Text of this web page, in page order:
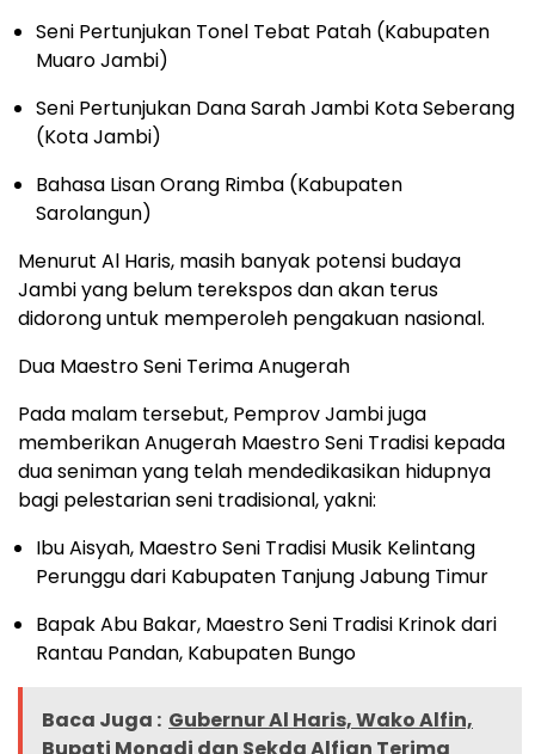
Seni Pertunjukan Tonel Tebat Patah (Kabupaten
Muaro Jambi)
Seni Pertunjukan Dana Sarah Jambi Kota Seberang
(Kota Jambi)
Bahasa Lisan Orang Rimba (Kabupaten
Sarolangun)
Menurut Al Haris, masih banyak potensi budaya
Jambi yang belum terekspos dan akan terus
didorong untuk memperoleh pengakuan nasional.
Dua Maestro Seni Terima Anugerah
Pada malam tersebut, Pemprov Jambi juga
memberikan Anugerah Maestro Seni Tradisi kepada
dua seniman yang telah mendedikasikan hidupnya
bagi pelestarian seni tradisional, yakni:
Ibu Aisyah, Maestro Seni Tradisi Musik Kelintang
Perunggu dari Kabupaten Tanjung Jabung Timur
Bapak Abu Bakar, Maestro Seni Tradisi Krinok dari
Rantau Pandan, Kabupaten Bungo
Baca Juga : Gubernur Al Haris, Wako Alfin,